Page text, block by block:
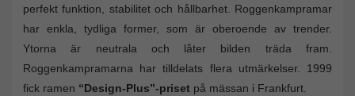
perfekt funktion, stabilitet och hållbarhet. Roggenkampramar
har enkla, tydliga former, som är oberoende av trender.
Ytorna är neutrala och låter bilden träda fram.
Roggenkampramarna har tilldelats flera utmärkelser. 1999
fick ramen “Design-Plus”-priset på mässan i Frankfurt.